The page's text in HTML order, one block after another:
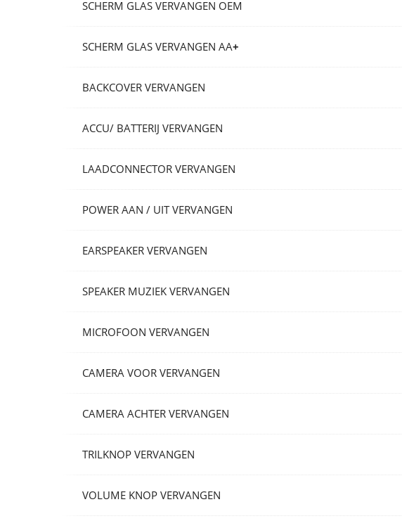
SCHERM GLAS VERVANGEN OEM
SCHERM GLAS VERVANGEN AA+
BACKCOVER VERVANGEN
ACCU/ BATTERIJ VERVANGEN
LAADCONNECTOR VERVANGEN
POWER AAN / UIT VERVANGEN
EARSPEAKER VERVANGEN
SPEAKER MUZIEK VERVANGEN
MICROFOON VERVANGEN
CAMERA VOOR VERVANGEN
CAMERA ACHTER VERVANGEN
TRILKNOP VERVANGEN
VOLUME KNOP VERVANGEN